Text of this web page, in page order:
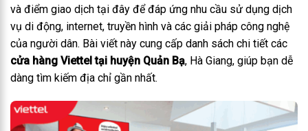
và điểm giao dịch tại đây để đáp ứng nhu cầu sử dụng dịch
vụ di động, internet, truyền hình và các giải pháp công nghệ
của người dân. Bài viết này cung cấp danh sách chi tiết các
cửa hàng Viettel tại huyện Quản Bạ, Hà Giang, giúp bạn dễ
dàng tìm kiếm địa chỉ gần nhất.